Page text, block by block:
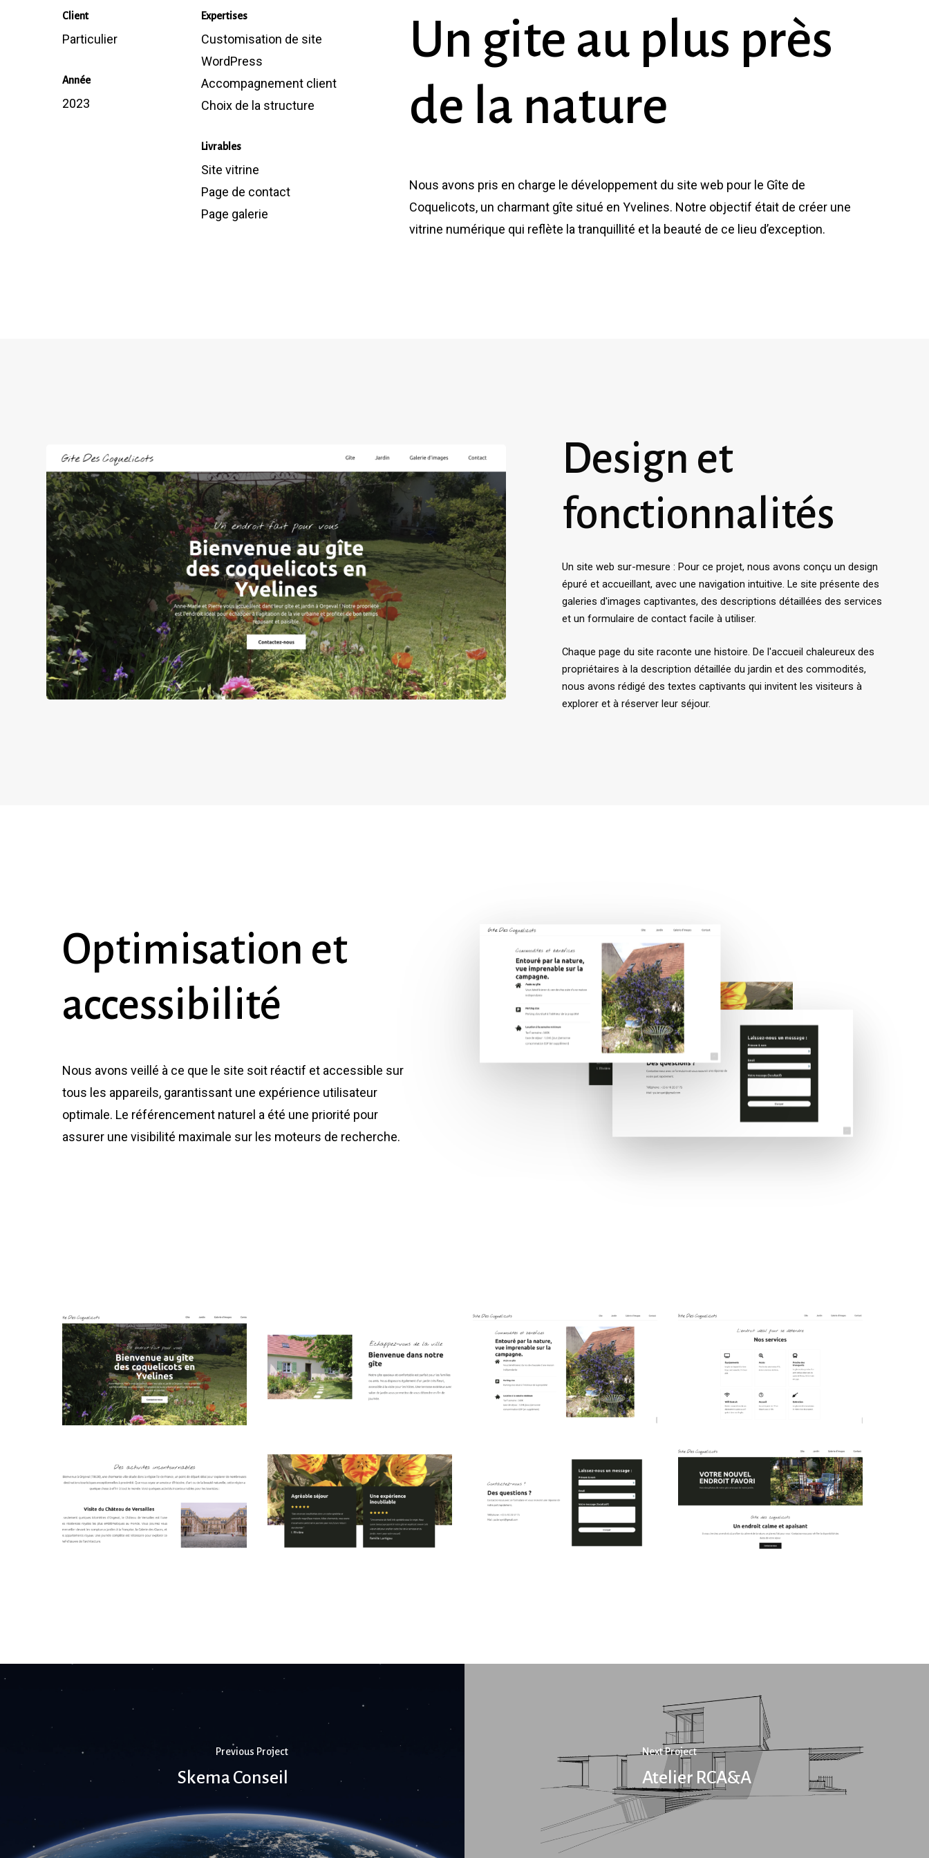
Client
Particulier
Année
2023
Expertises
Customisation de site
WordPress
Accompagnement client
Choix de la structure
Livrables
Site vitrine
Page de contact
Page galerie
Un gite au plus près
de la nature
Nous avons pris en charge le développement du site web pour le Gîte de
Coquelicots, un charmant gîte situé en Yvelines. Notre objectif était de créer une
vitrine numérique qui reflète la tranquillité et la beauté de ce lieu d’exception.
Design et
fonctionnalités
Un site web sur-mesure : Pour ce projet, nous avons conçu un design
épuré et accueillant, avec une navigation intuitive. Le site présente des
galeries d'images captivantes, des descriptions détaillées des services
et un formulaire de contact facile à utiliser.
Chaque page du site raconte une histoire. De l'accueil chaleureux des
propriétaires à la description détaillée du jardin et des commodités,
nous avons rédigé des textes captivants qui invitent les visiteurs à
explorer et à réserver leur séjour.
Optimisation et
accessibilité
Nous avons veillé à ce que le site soit réactif et accessible sur
tous les appareils, garantissant une expérience utilisateur
optimale. Le référencement naturel a été une priorité pour
assurer une visibilité maximale sur les moteurs de recherche.
Previous Project
Skema Conseil
Next Project
Atelier RCA&A